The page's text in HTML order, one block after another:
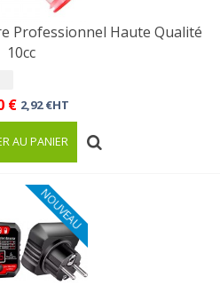
Professionnel Haute Qualité
10cc
€ 2,92 €HT
AU PANIER
NOUVEAU